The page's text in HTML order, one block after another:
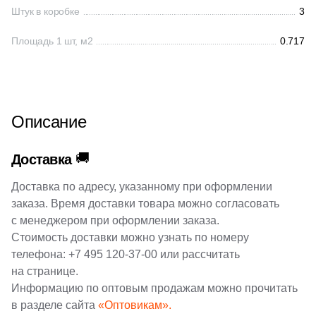
Coem Ceramiche (
Coliseum (216)
Colortile (87)
Concor (18)
Cotto Petrus ( 2)
Штук в коробке 3
Площадь 1 шт, м2 0.717
Описание
Доставка 🚚
Доставка по адресу, указанному при оформлении
заказа. Время доставки товара можно согласовать
с менеджером при оформлении заказа.
Стоимость доставки можно узнать по номеру
телефона: +7 495 120-37-00 или рассчитать
на странице.
Информацию по оптовым продажам можно прочитать
в разделе сайта «Оптовикам».